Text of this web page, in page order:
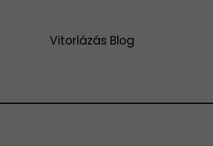
Vitorlázás Blog